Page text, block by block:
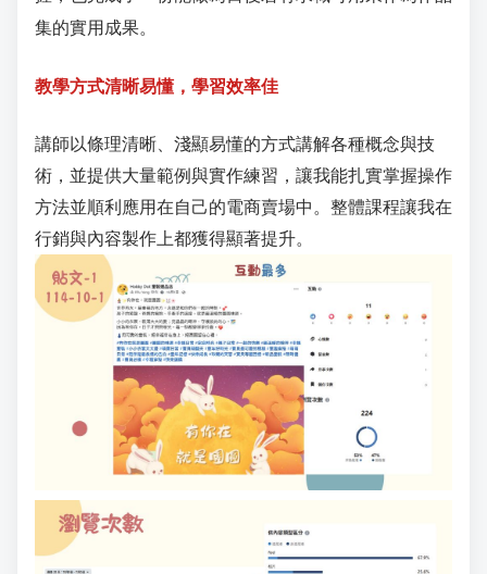
集的實用成果。
教學方式清晰易懂，學習效率佳
講師以條理清晰、淺顯易懂的方式講解各種概念與技
術，並提供大量範例與實作練習，讓我能扎實掌握操作
方法並順利應用在自己的電商賣場中。整體課程讓我在
行銷與內容製作上都獲得顯著提升。